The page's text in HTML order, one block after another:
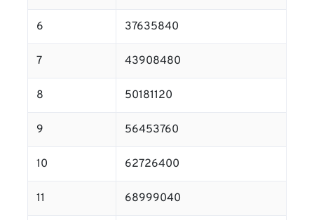
6 37635840
7 43908480
8 50181120
9 56453760
10 62726400
11 68999040